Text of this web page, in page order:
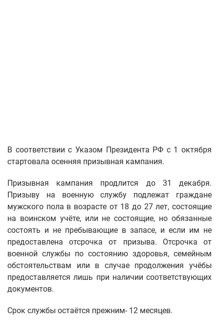
В соответствии с Указом Президента РФ с 1 октября
стартовала осенняя призывная кампания.
Призывная кампания продлится до 31 декабря.
Призыву на военную службу подлежат граждане
мужского пола в возрасте от 18 до 27 лет, состоящие
на воинском учёте, или не состоящие, но обязанные
состоять и не пребывающие в запасе, и если им не
предоставлена отсрочка от призыва. Отсрочка от
военной службы по состоянию здоровья, семейным
обстоятельствам или в случае продолжения учёбы
предоставляется лишь при наличии соответствующих
документов.
Срок службы остаётся прежним- 12 месяцев.